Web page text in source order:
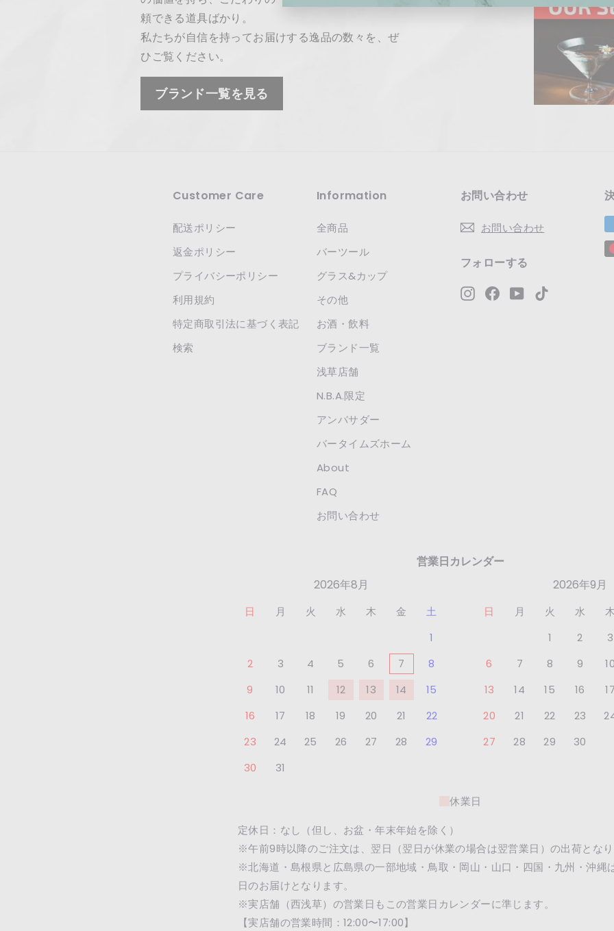
ド
ス
頼できる道具ばかり。
私たちが自信を持ってお届けする逸品の数々を、ぜ
ひご覧ください。
ブランド一覧を見る
Customer Care
配送ポリシー
返金ポリシー
プライバシーポリシー
利用規約
特定商取引法に基づく表記
検索
Information
全商品
バーツール
グラス&カップ
その他
お酒・飲料
ブランド一覧
浅草店舗
N.B.A.限定
アンバサダー
バータイムズホーム
About
FAQ
お問い合わせ
お問い合わせ
お問い合わせ
フォローする
InstagramFacebookYouTube
営業日カレンダー
2026年8月
日 月 火 水 木 金
土
1
2
3 4 5 6 7
8
9
10 11 12 13 14
15
16
17 18 19 20 21
22
23
24 25 26 27 28
29
30
31
2026年9月
日 月 火 水
1
2
3
6
7 8 9
13
14 15 16
20
21 22 23
27
28 29 30
休業日
定休日：なし（但し、お盆・年末年始を除く）
※午前9時以降のご注文は、翌日（翌日が休業の場合は翌営業日）の出荷とな
※北海道・島根県と広島県の一部地域・鳥取・岡山・山口・四国・九州・沖縄
日のお届けとなります。
※実店舗（西浅草）の営業日もこの営業日カレンダーに準じます。
【実店舗の営業時間：12:00〜17:00】